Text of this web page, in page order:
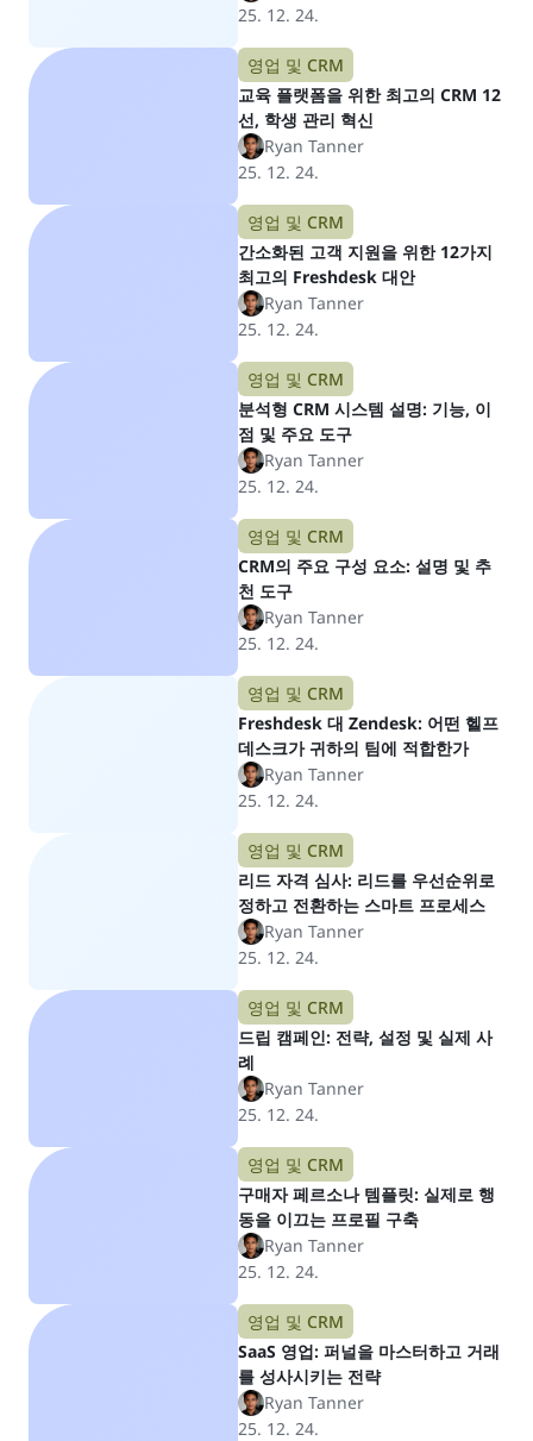
25. 12. 24.
영업 및 CRM
교육 플랫폼을 위한 최고의 CRM 12
선, 학생 관리 혁신
Ryan Tanner
25. 12. 24.
영업 및 CRM
간소화된 고객 지원을 위한 12가지
최고의 Freshdesk 대안
Ryan Tanner
25. 12. 24.
영업 및 CRM
분석형 CRM 시스템 설명: 기능, 이
점 및 주요 도구
Ryan Tanner
25. 12. 24.
영업 및 CRM
CRM의 주요 구성 요소: 설명 및 추
천 도구
Ryan Tanner
25. 12. 24.
영업 및 CRM
Freshdesk 대 Zendesk: 어떤 헬프
데스크가 귀하의 팀에 적합한가
Ryan Tanner
25. 12. 24.
영업 및 CRM
리드 자격 심사: 리드를 우선순위로
정하고 전환하는 스마트 프로세스
Ryan Tanner
25. 12. 24.
영업 및 CRM
드립 캠페인: 전략, 설정 및 실제 사
례
Ryan Tanner
25. 12. 24.
영업 및 CRM
구매자 페르소나 템플릿: 실제로 행
동을 이끄는 프로필 구축
Ryan Tanner
25. 12. 24.
영업 및 CRM
SaaS 영업: 퍼널을 마스터하고 거래
를 성사시키는 전략
Ryan Tanner
25. 12. 24.